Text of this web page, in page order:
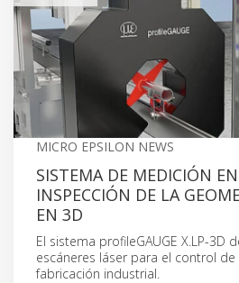
MICRO EPSILON NEWS
SISTEMA DE MEDICIÓN
INSPECCIÓN DE LA
EN 3D
El sistema profileGAUGE X.LP-3D
escáneres láser para el control
fabricación industrial.